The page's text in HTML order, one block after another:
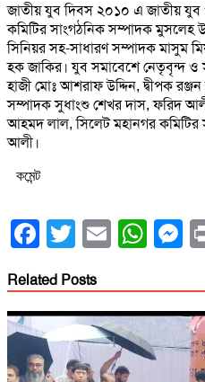
জাতীয় যুব দিবস ২০১০ এ জাতীয় যুব
কমিটির সাংগঠনিক সম্পাদক মুসলেহ
সিনিয়র সহ-সাধারণ সম্পাদক মাসুম
হক জাকির। যুব সমাবেশে নেতৃবৃন্দ ও
হাজী মোঃ আশরাফ উদ্দিন, দ্বীপক
সম্পাদক সুধাংশু শেখর দাস, ফরিদ
আহমদ লাল, সিলেট মহানগর কমিটির
আলী।
কমেন্ট
Facebook
Twitter
Email
Related Posts